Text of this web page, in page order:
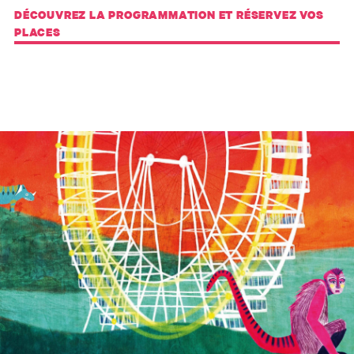
DÉCOUVREZ LA PROGRAMMATION ET RÉSERVEZ VOS
PLACES